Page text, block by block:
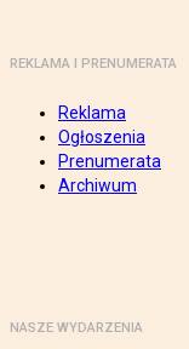
REKLAMA I PRENUMERATA
Reklama
Ogłoszenia
Prenumerata
Archiwum
NASZE WYDARZENIA